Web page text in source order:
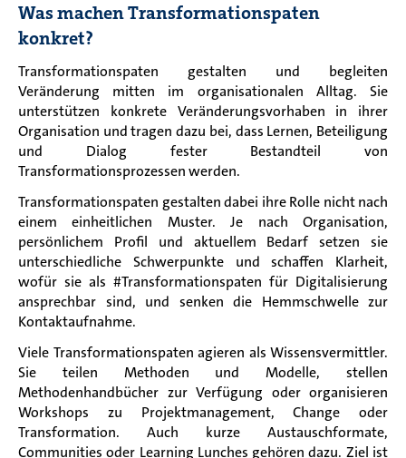
Was machen Transformationspaten
konkret?
Transformationspaten gestalten und begleiten
Veränderung mitten im organisationalen Alltag. Sie
unterstützen konkrete Veränderungsvorhaben in ihrer
Organisation und tragen dazu bei, dass Lernen, Beteiligung
und Dialog fester Bestandteil von
Transformationsprozessen werden.
Transformationspaten gestalten dabei ihre Rolle nicht nach
einem einheitlichen Muster. Je nach Organisation,
persönlichem Profil und aktuellem Bedarf setzen sie
unterschiedliche Schwerpunkte und schaffen Klarheit,
wofür sie als #Transformationspaten für Digitalisierung
ansprechbar sind, und senken die Hemmschwelle zur
Kontaktaufnahme.
Viele Transformationspaten agieren als Wissensvermittler.
Sie teilen Methoden und Modelle, stellen
Methodenhandbücher zur Verfügung oder organisieren
Workshops zu Projektmanagement, Change oder
Transformation. Auch kurze Austauschformate,
Communities oder Learning Lunches gehören dazu. Ziel ist